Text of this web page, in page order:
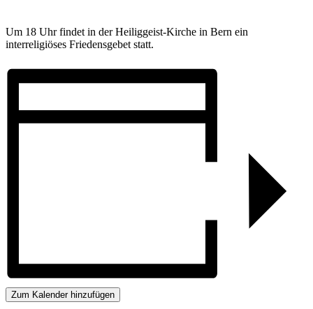
Um 18 Uhr findet in der Heiliggeist-Kirche in Bern ein
interreligiöses Friedensgebet statt.
Zum Kalender hinzufügen